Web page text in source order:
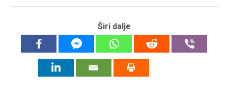
Širi dalje